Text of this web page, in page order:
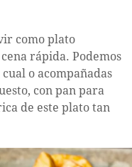
como plato
rápida. Podemos
o acompañadas
con pan para
de este plato tan